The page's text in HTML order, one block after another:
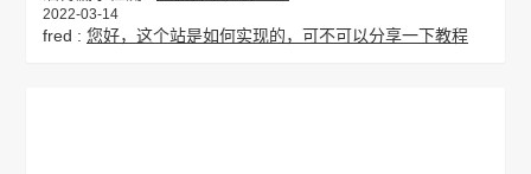
2022-03-14
fred : 您好，这个站是如何实现的，可不可以分享一下教程